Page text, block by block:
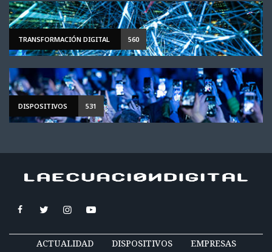
TRANSFORMACIÓN DIGITAL 560
DISPOSITIVOS 531
ACTUALIDAD DISPOSITIVOS EMPRESAS